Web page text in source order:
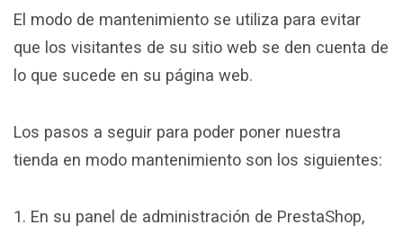
El modo de mantenimiento se utiliza para evitar
que los visitantes de su sitio web se den cuenta de
lo que sucede en su página web.
Los pasos a seguir para poder poner nuestra
tienda en modo mantenimiento son los siguientes:
1. En su panel de administración de PrestaShop,